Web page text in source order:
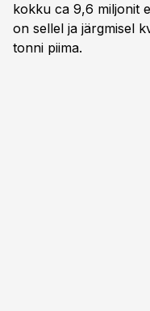
kokku ca 9,6 miljonit
on sellel ja järgmisel
tonni piima.